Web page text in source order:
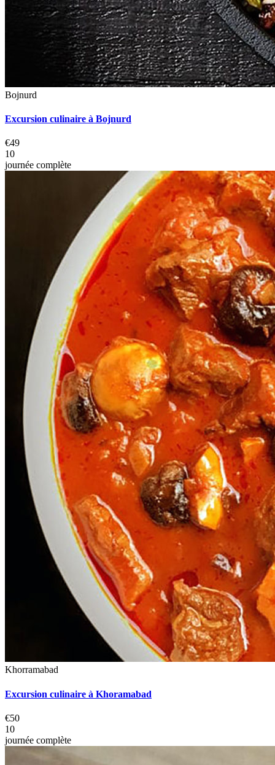
Bojnurd
Excursion culinaire à Bojnurd
€49
10
journée complète
Khorramabad
Excursion culinaire à Khoramabad
€50
10
journée complète